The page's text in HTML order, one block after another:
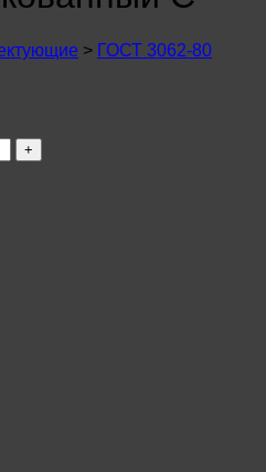
> ГОСТ 3062-80